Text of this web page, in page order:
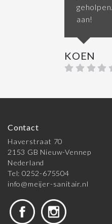
aan!
KOEN
Contact
Haverstraat 70
2153 GB Nieuw-Vennep
Nederland
Tel: 0252-675504
info@meijer-sanitair.nl